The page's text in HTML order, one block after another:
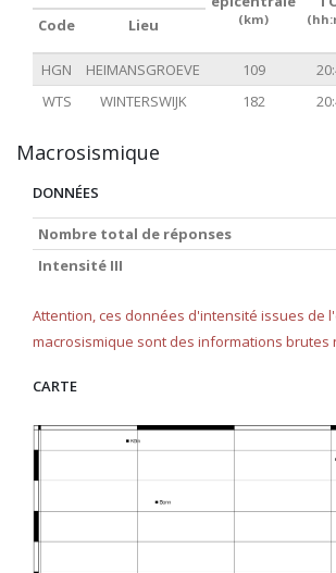
(km)
Code Lieu
HGN HEIMANSGROEVE 109
WTS
WINTERSWIJK 182
Macrosismique
DONNÉES
Nombre total de réponses
Intensité III
Attention, ces données d'intensité issues de
macrosismique sont des informations brutes
CARTE